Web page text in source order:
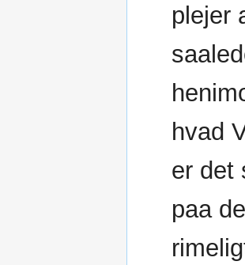
plejer
hvad
er det
paa